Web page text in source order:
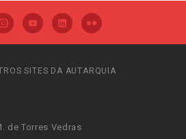
SITES DA AUTARQUIA
de Torres Vedras